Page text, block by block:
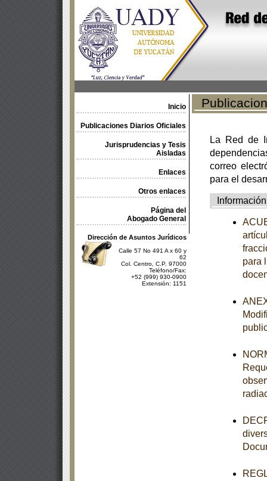
Inicio
Publicaciones Diarios Oficiales
Jurisprudencias y Tesis
Aisladas
Enlaces
Otros enlaces
Página del
Abogado General
Dirección de Asuntos Jurídicos
Calle 57 No 491 A x 60 y
62
Col. Centro, C.P. 97000
Teléfono/Fax:
+52 (999) 930-0900
Extensión: 1151
La Red de
correo
para el
Información
para